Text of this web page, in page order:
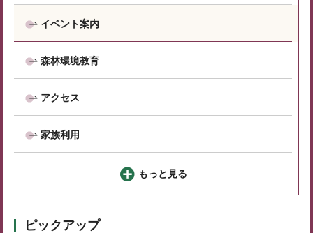
イベント案内
森林環境教育
アクセス
家族利用
もっと見る
ピックアップ